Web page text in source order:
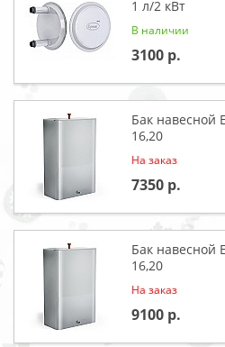
1 л/2 кВт
В наличии
3100
Бак навесной
16,20
На заказ
7350
Бак навесной
16,20
На заказ
9100